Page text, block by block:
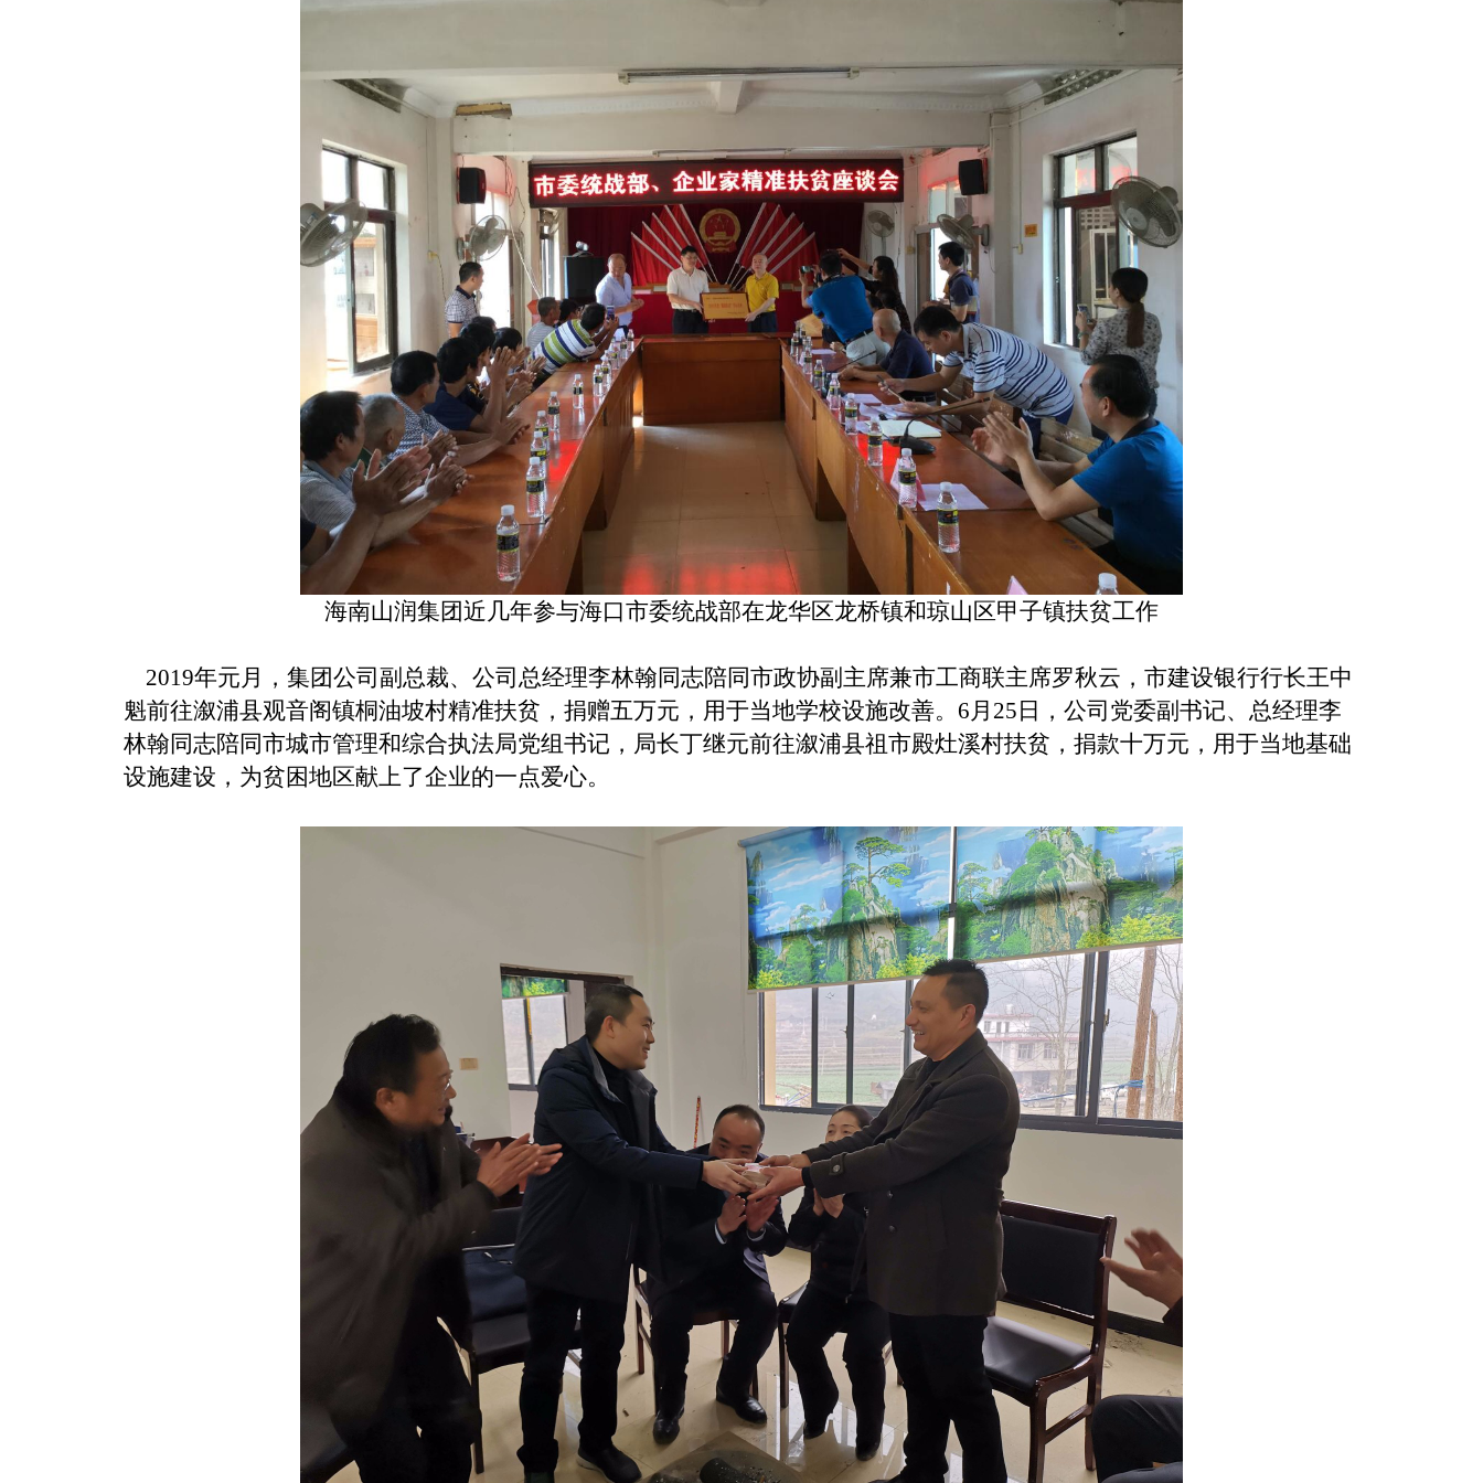
海南山润集团近几年参与海口市委统战部在龙华区龙桥镇和琼山区甲子镇扶贫工作
2019年元月，集团公司副总裁、公司总经理李林翰同志陪同市政协副主席兼市工商联主席罗秋云，市建设银行行长王中
魁前往溆浦县观音阁镇桐油坡村精准扶贫，捐赠五万元，用于当地学校设施改善。 6月25日，公司党委副书记、总经理李
林翰同志陪同市城市管理和综合执法局党组书记，局长丁继元前往溆浦县祖市殿灶溪村扶贫，捐款十万元，用于当地基础
设施建设，为贫困地区献上了企业的一点爱心。